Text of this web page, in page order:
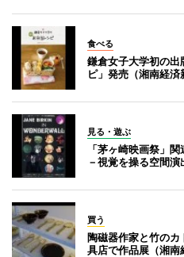
食べる
鎌倉女子大学初の
ピ」発売（湘南経済
見る・遊ぶ
「茅ヶ崎映画祭」
－視覚を操る空間演
買う
陶磁器作家と竹の
具店で作品展（湘南